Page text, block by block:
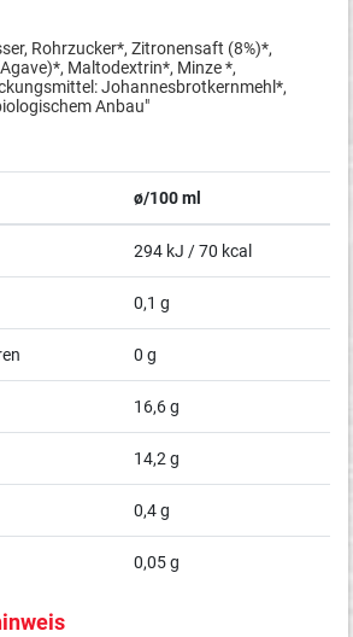
Rohrzucker*, Zitronensaft (8%)*,
Maltodextrin*, Minze *,
Johannesbrotkernmehl*,
Anbau"
ø/100 ml
294 kJ / 70 kcal
0,1 g
0 g
16,6 g
14,2 g
0,4 g
0,05 g